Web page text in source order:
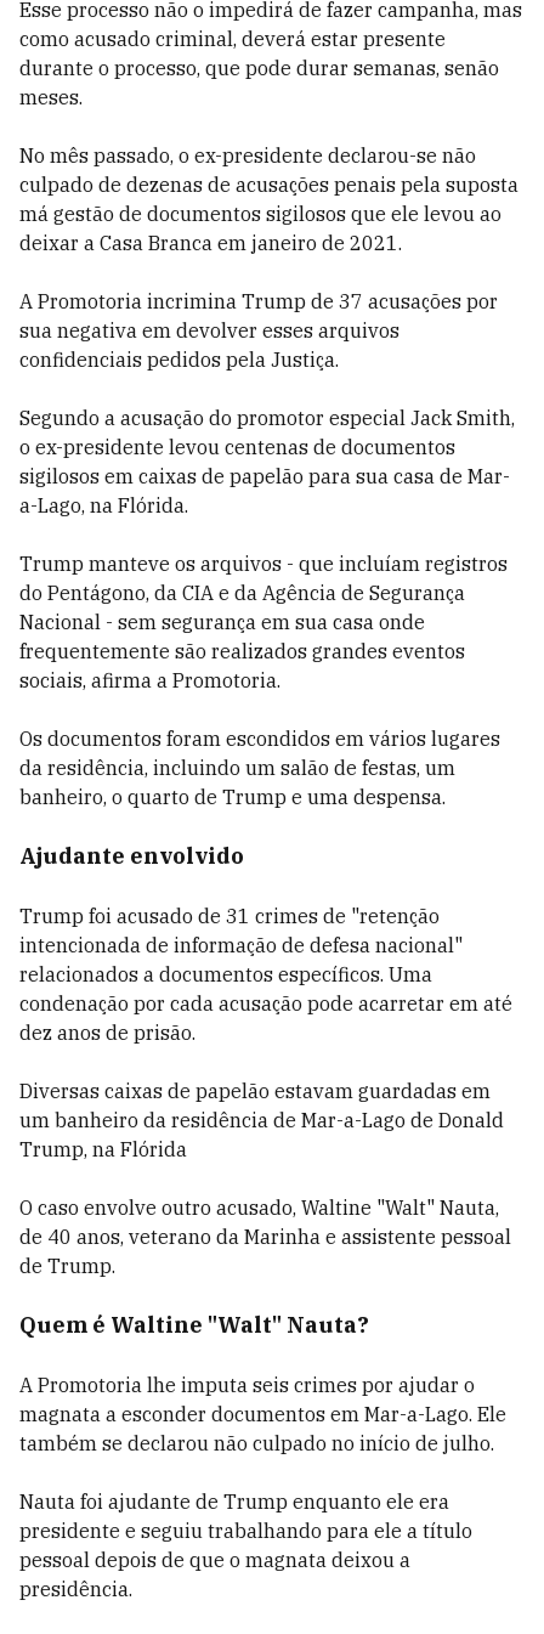
Esse processo não o impedirá de fazer campanha, mas
como acusado criminal, deverá estar presente
durante o processo, que pode durar semanas, senão
meses.
No mês passado, o ex-presidente declarou-se não
culpado de dezenas de acusações penais pela suposta
má gestão de documentos sigilosos que ele levou ao
deixar a Casa Branca em janeiro de 2021.
A Promotoria incrimina Trump de 37 acusações por
sua negativa em devolver esses arquivos
confidenciais pedidos pela Justiça.
Segundo a acusação do promotor especial Jack Smith,
o ex-presidente levou centenas de documentos
sigilosos em caixas de papelão para sua casa de Mar-
a-Lago, na Flórida.
Trump manteve os arquivos - que incluíam registros
do Pentágono, da CIA e da Agência de Segurança
Nacional - sem segurança em sua casa onde
frequentemente são realizados grandes eventos
sociais, afirma a Promotoria.
Os documentos foram escondidos em vários lugares
da residência, incluindo um salão de festas, um
banheiro, o quarto de Trump e uma despensa.
Ajudante envolvido
Trump foi acusado de 31 crimes de "retenção
intencionada de informação de defesa nacional"
relacionados a documentos específicos. Uma
condenação por cada acusação pode acarretar em até
dez anos de prisão.
Diversas caixas de papelão estavam guardadas em
um banheiro da residência de Mar-a-Lago de Donald
Trump, na Flórida
O caso envolve outro acusado, Waltine "Walt" Nauta,
de 40 anos, veterano da Marinha e assistente pessoal
de Trump.
Quem é Waltine "Walt" Nauta?
A Promotoria lhe imputa seis crimes por ajudar o
magnata a esconder documentos em Mar-a-Lago. Ele
também se declarou não culpado no início de julho.
Nauta foi ajudante de Trump enquanto ele era
presidente e seguiu trabalhando para ele a título
pessoal depois de que o magnata deixou a
presidência.